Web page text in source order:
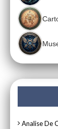
Analise De